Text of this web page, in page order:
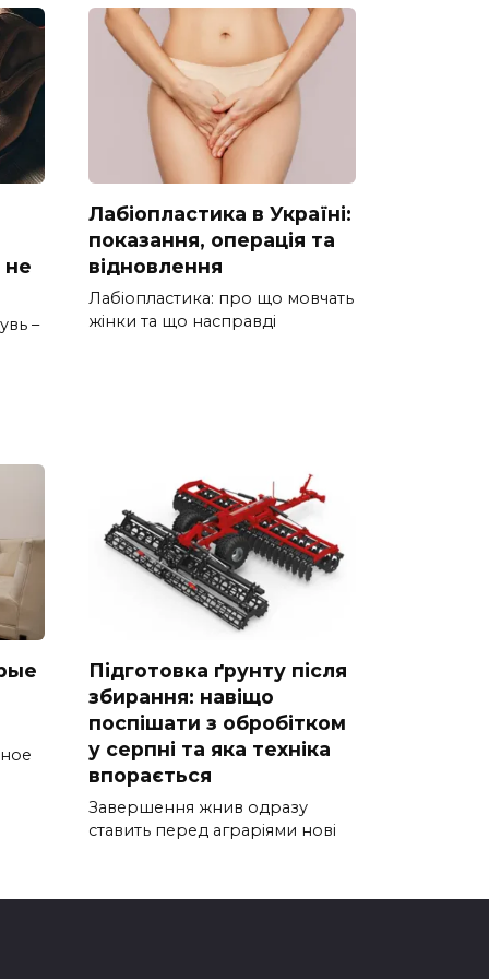
не
–
Лабіопластика в Україні:
показання, операція та
відновлення
Лабіопластика: про що мовчать
жінки та що насправді
Підготовка ґрунту після
збирання: навіщо
поспішати з обробітком
у серпні та яка техніка
впорається
Завершення жнив одразу
ставить перед аграріями нові